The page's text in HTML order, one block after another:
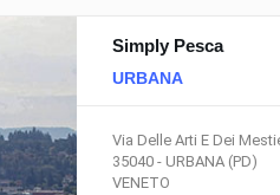
Simply Pesca
URBANA
Via Delle Arti E Dei
35040 - URBANA (PD)
VENETO